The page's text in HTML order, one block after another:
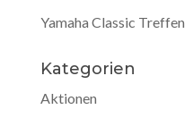
Yamaha Classic Treffen
Kategorien
Aktionen